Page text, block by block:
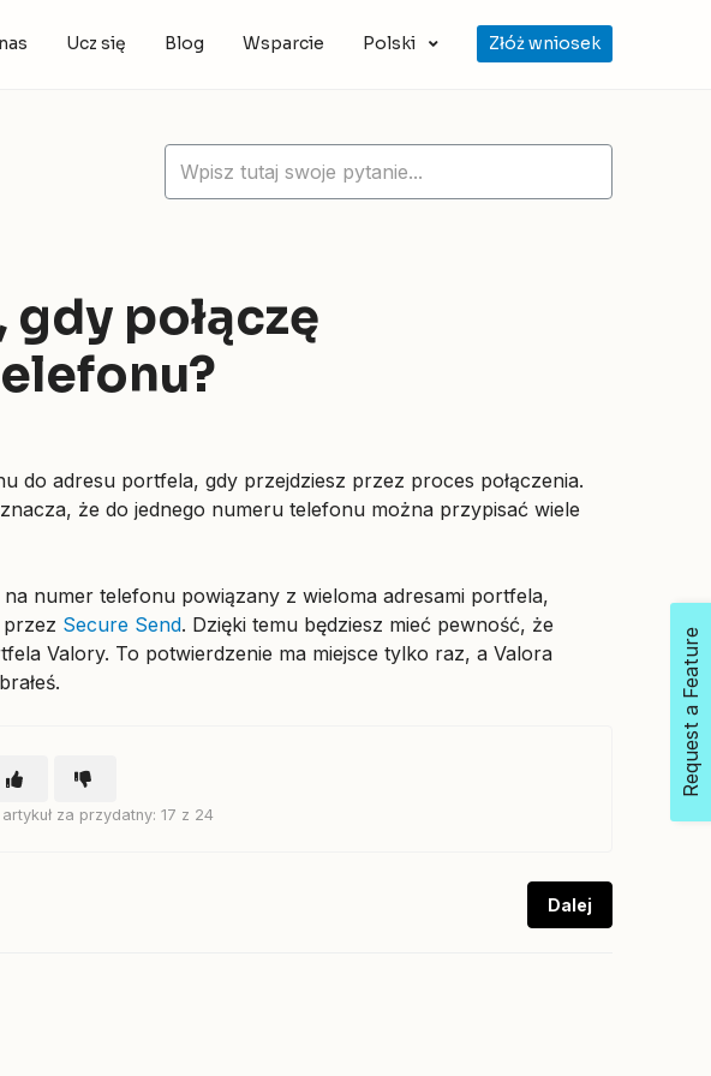
Ucz się Blog Wsparcie Polski Złóż wniosek
połączę
do adresu portfela, gdy przejdziesz przez proces połączenia.
że do jednego numeru telefonu można przypisać wiele
numer telefonu powiązany z wieloma adresami portfela,
Secure Send. Dzięki temu będziesz mieć pewność, że
Valory. To potwierdzenie ma miejsce tylko raz, a Valora
za przydatny: 17 z 24
Dalej
Request a Feature